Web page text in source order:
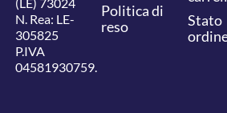
N. Rea: LE-
305825
P.IVA
04581930759.
Politica di
reso
Stato